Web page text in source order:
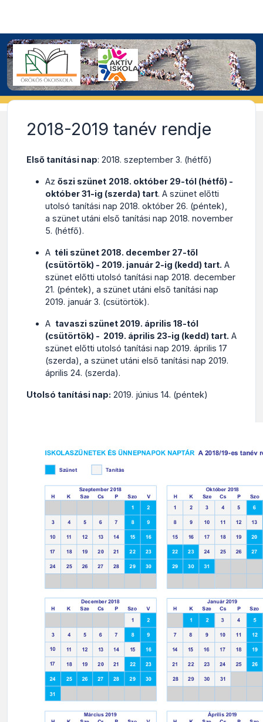
2018-2019 tanév rendje
Első tanítási nap: 2018. szeptember 3. (hétfő)
Az őszi szünet 2018. október 29-tól (hétfő) -
október 31-ig (szerda) tart. A szünet előtti
utolsó tanítási nap 2018. október 26. (péntek),
a szünet utáni első tanítási nap 2018. november
5. (hétfő).
A téli szünet 2018. december 27-től
(csütörtök) - 2019. január 2-ig (kedd) tart. A
szünet előtti utolsó tanítási nap 2018. december
21. (péntek), a szünet utáni első tanítási nap
2019. január 3. (csütörtök).
A tavaszi szünet 2019. április 18-tól
(csütörtök) - 2019. április 23-ig (kedd) tart. A
szünet előtti utolsó tanítási nap 2019. április 17
(szerda), a szünet utáni első tanítási nap 2019.
április 24. (szerda).
Utolsó tanítási nap: 2019. június 14. (péntek)